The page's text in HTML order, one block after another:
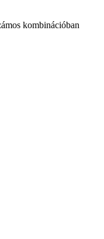
kombinációban